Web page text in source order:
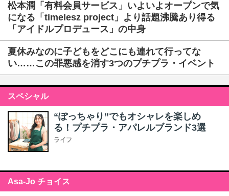
松本潤「有料会員サービス」いよいよオープンで気
になる「timelesz project」より話題沸騰あり得る
「アイドルプロデュース」の中身
夏休みなのに子どもをどこにも連れて行ってな
い……この罪悪感を消す3つのプチプラ・イベント
スペシャル
“ぽっちゃり”でもオシャレを楽しめ
る！プチプラ・アパレルブランド3選
ライフ
Asa-Jo チョイス